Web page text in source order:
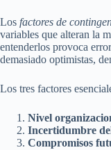
Los factores de
variables que alteran la
entenderlos provoca
demasiado optimistas,
Los tres factores
Nivel
Incertidumbre
Compromisos